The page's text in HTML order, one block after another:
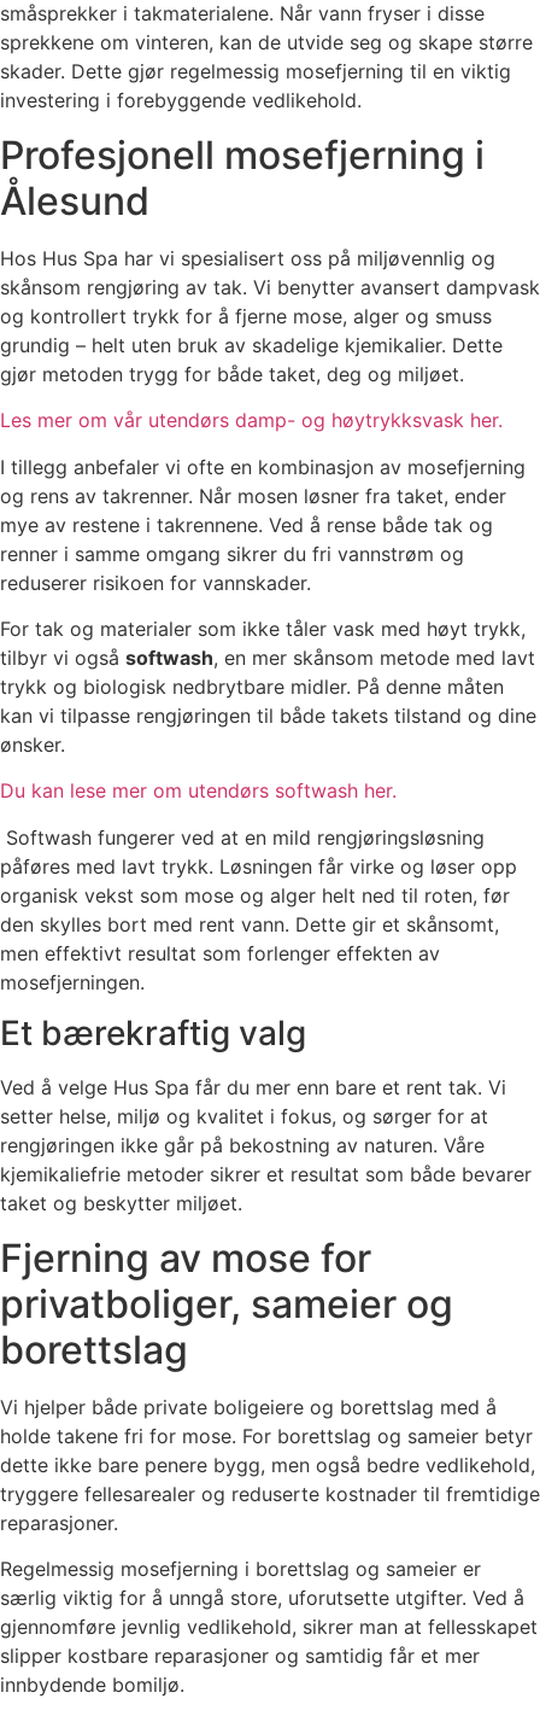
småsprekker i takmaterialene. Når vann fryser i disse
sprekkene om vinteren, kan de utvide seg og skape større
skader. Dette gjør regelmessig mosefjerning til en viktig
investering i forebyggende vedlikehold.
Profesjonell mosefjerning i
Ålesund
Hos Hus Spa har vi spesialisert oss på miljøvennlig og
skånsom rengjøring av tak. Vi benytter avansert dampvask
og kontrollert trykk for å fjerne mose, alger og smuss
grundig – helt uten bruk av skadelige kjemikalier. Dette
gjør metoden trygg for både taket, deg og miljøet.
Les mer om vår utendørs damp- og høytrykksvask her.
I tillegg anbefaler vi ofte en kombinasjon av mosefjerning
og rens av takrenner. Når mosen løsner fra taket, ender
mye av restene i takrennene. Ved å rense både tak og
renner i samme omgang sikrer du fri vannstrøm og
reduserer risikoen for vannskader.
For tak og materialer som ikke tåler vask med høyt trykk,
tilbyr vi også softwash, en mer skånsom metode med lavt
trykk og biologisk nedbrytbare midler. På denne måten
kan vi tilpasse rengjøringen til både takets tilstand og dine
ønsker.
Du kan lese mer om utendørs softwash her.
Softwash fungerer ved at en mild rengjøringsløsning
påføres med lavt trykk. Løsningen får virke og løser opp
organisk vekst som mose og alger helt ned til roten, før
den skylles bort med rent vann. Dette gir et skånsomt,
men effektivt resultat som forlenger effekten av
mosefjerningen.
Et bærekraftig valg
Ved å velge Hus Spa får du mer enn bare et rent tak. Vi
setter helse, miljø og kvalitet i fokus, og sørger for at
rengjøringen ikke går på bekostning av naturen. Våre
kjemikaliefrie metoder sikrer et resultat som både bevarer
taket og beskytter miljøet.
Fjerning av mose for
privatboliger, sameier og
borettslag
Vi hjelper både private boligeiere og borettslag med å
holde takene fri for mose. For borettslag og sameier betyr
dette ikke bare penere bygg, men også bedre vedlikehold,
tryggere fellesarealer og reduserte kostnader til fremtidige
reparasjoner.
Regelmessig mosefjerning i borettslag og sameier er
særlig viktig for å unngå store, uforutsette utgifter. Ved å
gjennomføre jevnlig vedlikehold, sikrer man at fellesskapet
slipper kostbare reparasjoner og samtidig får et mer
innbydende bomiljø.